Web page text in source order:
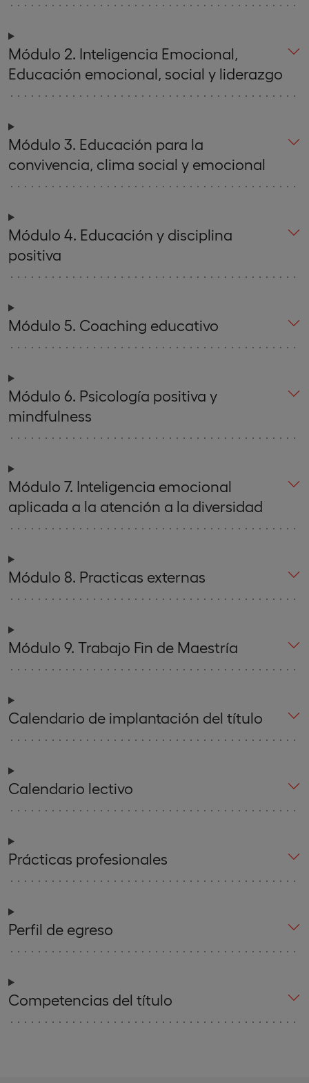
Módulo 2. Inteligencia Emocional,
Educación emocional, social y liderazgo
Módulo 3. Educación para la
convivencia, clima social y emocional
Módulo 4. Educación y disciplina
positiva
Módulo 5. Coaching educativo
Módulo 6. Psicología positiva y
mindfulness
Módulo 7. Inteligencia emocional
aplicada a la atención a la diversidad
Módulo 8. Practicas externas
Módulo 9. Trabajo Fin de Maestría
Calendario de implantación del título
Calendario lectivo
Prácticas profesionales
Perfil de egreso
Competencias del título